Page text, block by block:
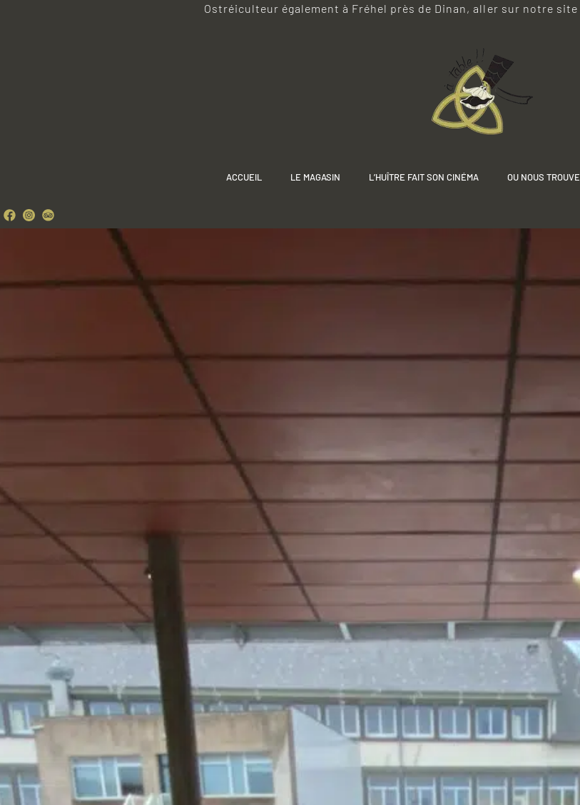
Ostréiculteur également à Fréhel près de Dinan, aller sur notre site
ACCUEIL LE MAGASIN L’HUÎTRE FAIT SON CINÉMA OU NOUS